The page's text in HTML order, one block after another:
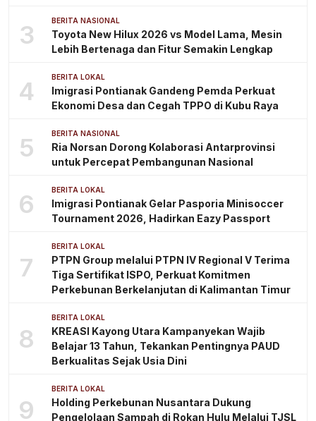
3 BERITA NASIONAL
Toyota New Hilux 2026 vs Model Lama, Mesin
Lebih Bertenaga dan Fitur Semakin Lengkap
4 BERITA LOKAL
Imigrasi Pontianak Gandeng Pemda Perkuat
Ekonomi Desa dan Cegah TPPO di Kubu Raya
5 BERITA NASIONAL
Ria Norsan Dorong Kolaborasi Antarprovinsi
untuk Percepat Pembangunan Nasional
6 BERITA LOKAL
Imigrasi Pontianak Gelar Pasporia Minisoccer
Tournament 2026, Hadirkan Eazy Passport
7
BERITA LOKAL
PTPN Group melalui PTPN IV Regional V Terima
Tiga Sertifikat ISPO, Perkuat Komitmen
Perkebunan Berkelanjutan di Kalimantan Timur
8
BERITA LOKAL
KREASI Kayong Utara Kampanyekan Wajib
Belajar 13 Tahun, Tekankan Pentingnya PAUD
Berkualitas Sejak Usia Dini
9
BERITA LOKAL
Holding Perkebunan Nusantara Dukung
Pengelolaan Sampah di Rokan Hulu Melalui TJSL